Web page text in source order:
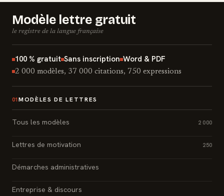
Modèle lettre gratuit
le registre de la langue française
100 % gratuit Sans inscription Word & PDF
2 000 modèles, 37 000 citations, 750 expressions
01 MODÈLES DE LETTRES
Tous les modèles 2 000
Lettres de motivation 250
Démarches administratives
Entreprise & discours